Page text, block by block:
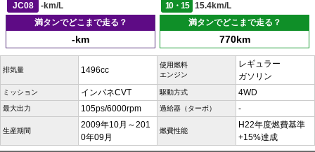
JC08
-km/L 10・15
15.4km/L
満タンでどこまで走る？
-km
満タンでどこまで走る？
770km
排気量 1496cc
使用燃料
エンジン
レギュラー
ガソリン
ミッション インパネCVT 駆動方式 4WD
最大出力 105ps/6000rpm 過給器（ターボ） -
生産期間
2009年10月～201
0年09月
燃費性能
H22年度燃費基準
+15%達成